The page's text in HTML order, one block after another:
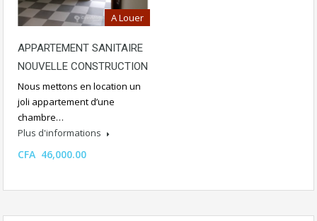
A Louer
APPARTEMENT SANITAIRE
NOUVELLE CONSTRUCTION
Nous mettons en location un
joli appartement d’une
chambre…
Plus d'informations
CFA 46,000.00